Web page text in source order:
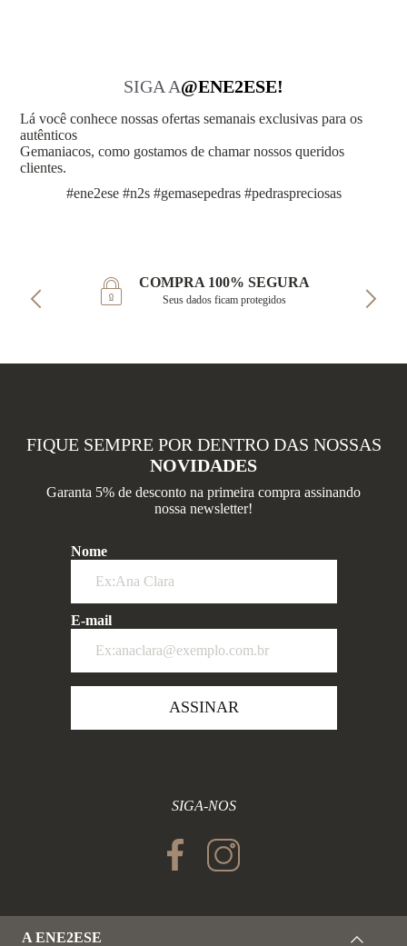
SIGA A@ENE2ESE!
Lá você conhece nossas ofertas semanais exclusivas para os
autênticos
Gemaniacos, como gostamos de chamar nossos queridos
clientes.
#ene2ese #n2s #gemasepedras #pedraspreciosas
COMPRA 100% SEGURA
Seus dados ficam protegidos
FIQUE SEMPRE POR DENTRO DAS NOSSAS
NOVIDADES
Garanta 5% de desconto na primeira compra assinando
nossa newsletter!
Nome
E-mail
ASSINAR
SIGA-NOS
A ENE2ESE